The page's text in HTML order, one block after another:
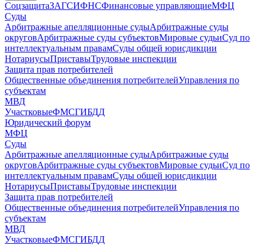
СоцзащитаЗАГСИФНСФинансовые управляющиеМФЦ
Суды
Арбитражные апелляционные судыАрбитражные суды
округовАрбитражные суды субъектовМировые судьиСуд по
интеллектуальным правамСуды общей юрисдикции
НотариусыПриставыТрудовые инспекции
Защита прав потребителей
Общественные объединения потребителейУправления по
субъектам
МВД
УчастковыеФМСГИБДД
Юридический форум
МФЦ
Суды
Арбитражные апелляционные судыАрбитражные суды
округовАрбитражные суды субъектовМировые судьиСуд по
интеллектуальным правамСуды общей юрисдикции
НотариусыПриставыТрудовые инспекции
Защита прав потребителей
Общественные объединения потребителейУправления по
субъектам
МВД
УчастковыеФМСГИБДД